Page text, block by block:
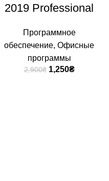
2019 Professional
Программное
обеспечение, Офисные
программы
2,900₴ 1,250₴